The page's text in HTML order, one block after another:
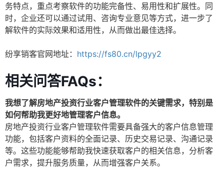
务特点，重点考察软件的功能完备性、易用性和扩展性。同
时，企业还可以通过试用、咨询专业意见等方式，进一步了
解软件的实际效果和适用性，从而做出最佳选择。
纷享销客官网地址： https://fs80.cn/lpgyy2
相关问答FAQs：
我想了解房地产投资行业客户管理软件的关键需求，特别是
如何帮助我更好地管理客户信息。
房地产投资行业客户管理软件需要具备强大的客户信息管理
功能，包括客户资料的全面记录、历史交易记录、沟通记录
等。这些功能能够帮助我快速获取客户的相关信息，分析客
户需求，提升服务质量，从而增强客户关系。